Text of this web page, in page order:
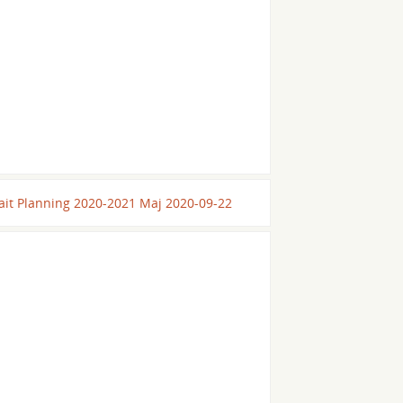
Planning 2020-2021 Maj 2020-09-22